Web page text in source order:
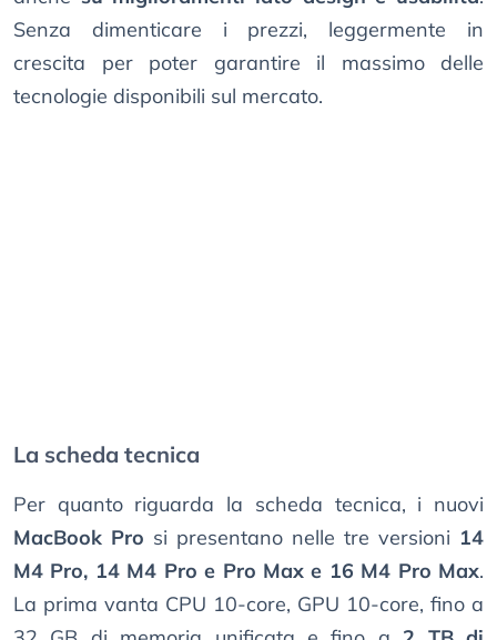
Senza dimenticare i prezzi, leggermente in
crescita per poter garantire il massimo delle
tecnologie disponibili sul mercato.
La scheda tecnica
Per quanto riguarda la scheda tecnica, i nuovi
MacBook Pro si presentano nelle tre versioni 14
M4 Pro, 14 M4 Pro e Pro Max e 16 M4 Pro Max.
La prima vanta CPU 10-core, GPU 10-core, fino a